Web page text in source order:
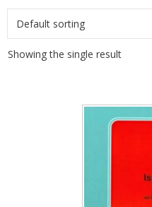
Showing the single result